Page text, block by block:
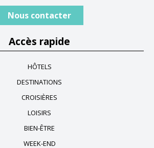
Nous contacter
Accès rapide
HÔTELS
DESTINATIONS
CROISIÈRES
LOISIRS
BIEN-ÊTRE
WEEK-END